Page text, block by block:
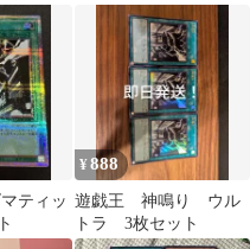
ティッ
¥888
遊戯王 神鳴り ウル
トラ 3枚セット